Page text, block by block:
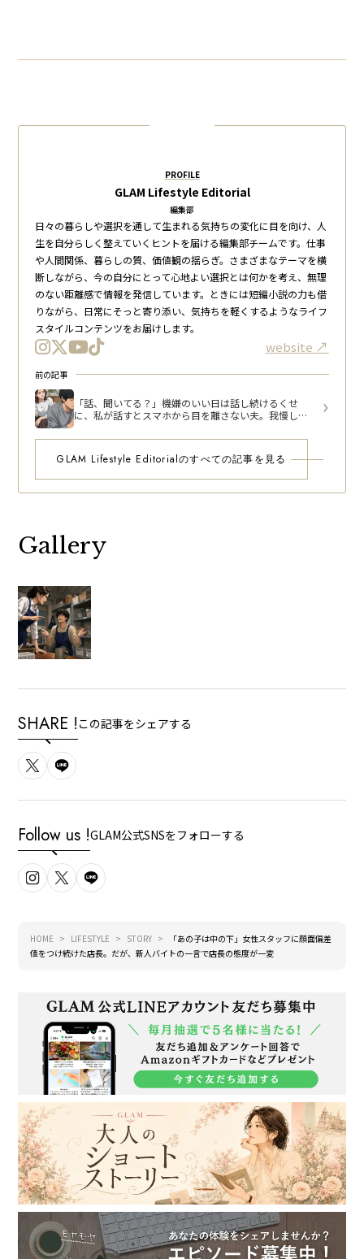
PROFILE
GLAM Lifestyle Editorial
編集部
日々の暮らしや選択を通して生まれる気持ちの変化に目を向け、人
生を自分らしく整えていくヒントを届ける編集部チームです。仕事
や人間関係、暮らしの質、価値観の揺らぎ。さまざまなテーマを横
断しながら、今の自分にとって心地よい選択とは何かを考え、無理
のない距離感で情報を発信しています。ときには短編小説の力も借
りながら、日常にそっと寄り添い、気持ちを軽くするようなライフ
スタイルコンテンツをお届けします。
website
前の記事
「話、聞いてる？」機嫌のいい日は話し続けるくせ
に、私が話すとスマホから目を離さない夫。我慢し続
GLAM Lifestyle Editorialのすべての記事を見る
Gallery
SHARE ! この記事をシェアする
Follow us !GLAM公式SNSをフォローする
HOME LIFESTYLE STORY
「あの子は中の下」女性スタッフに顔面偏差
値をつけ続けた店長。だが、新人バイトの一言で店長の態度が一変